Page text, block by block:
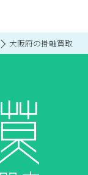
大阪府の掛軸買取